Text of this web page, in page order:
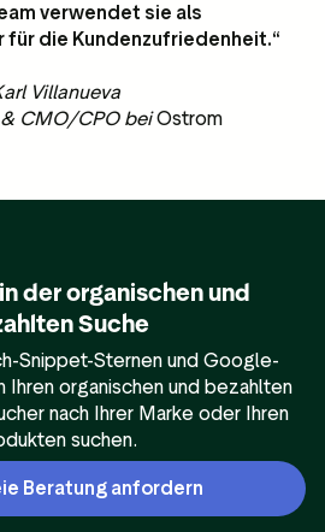
verwendet sie als
die Kundenzufriedenheit.“
Villanueva
CMO/CPO beiOstrom
der organischen und
Suche
Snippet-Sternen und Google-
Ihren organischen und bezahlten
nach Ihrer Marke oder Ihren
suchen.
Beratung anfordern